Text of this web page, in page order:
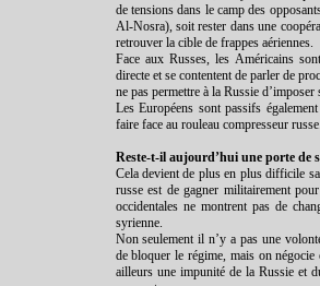
de tensions dans le camp des
Al-Nosra), soit rester dans une
retrouver la cible de frappes aériennes.
Face aux Russes, les Américains
directe et se contentent de parler de
ne pas permettre à la Russie d’imposer
Les Européens sont passifs
faire face au rouleau compresseur
Reste-t-il aujourd’hui une porte de
Cela devient de plus en plus difficile
russe est de gagner militairement
occidentales ne montrent pas de
syrienne.
Non seulement il n’y a pas une
de bloquer le régime, mais on
ailleurs une impunité de la Russie et